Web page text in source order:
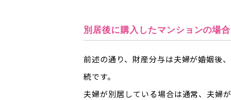
別居後に購入したマンションの場合
前述の通り、財産分与は夫婦が婚姻後
続です。
夫婦が別居している場合は通常、夫婦